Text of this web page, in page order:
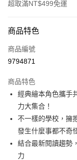
超取滿NT$499免運
信用卡一次付款
超商取貨付款
Apple Pay
街口支付
悠遊付
ATM付款
商品特色
商品編號
9794871
商品特色
經典繪本角色攜手
力大集合！
不一樣的學校，擁
發生什麼事都不奇
結合最新閱讀趨勢
力